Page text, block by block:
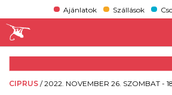
Ajánlatok Szállások
CIPRUS /2022. NOVEMBER 26. SZOMBAT -